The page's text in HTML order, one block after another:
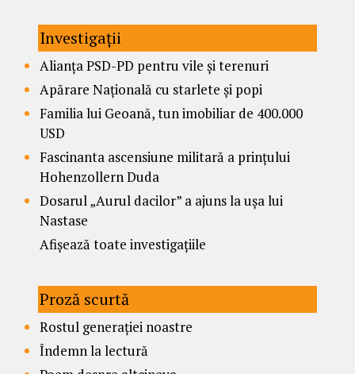
Investigații
Alianța PSD-PD pentru vile și terenuri
Apărare Națională cu starlete și popi
Familia lui Geoană, tun imobiliar de 400.000
USD
Fascinanta ascensiune militară a prințului
Hohenzollern Duda
Dosarul „Aurul dacilor” a ajuns la ușa lui
Nastase
Afișează toate investigațiile
Proză scurtă
Rostul generației noastre
Îndemn la lectură